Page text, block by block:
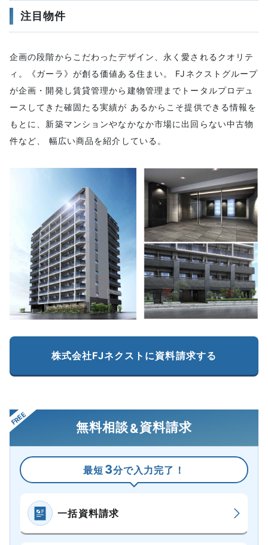
注目物件
企画の段階からこだわったデザイン、永く愛されるクオリテ
ィ。《ガーラ》が創る価値ある住まい。 FJネクストグループ
が企画・開発し賃貸管理から建物管理までトータルプロデュ
ースしてきた確固たる実績が あるからこそ提供できる情報を
もとに、新築マンションやなかなか市場に出回らない中古物
件など、 幅広い商品を紹介している。
株式会社FJネクストに資料請求する
無料相談&資料請求
最短3分で入力完了！
一括資料請求